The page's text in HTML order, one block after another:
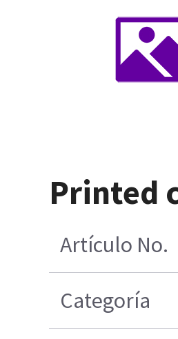
Printed
Artículo No.
Categoría